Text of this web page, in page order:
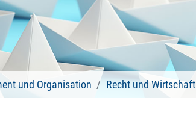
und Organisation Recht und Wirtschaft